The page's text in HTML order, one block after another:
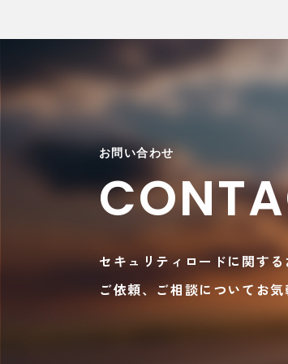
お問い合わせ
セキュリティロードに関する
ご依頼、ご相談についてお気